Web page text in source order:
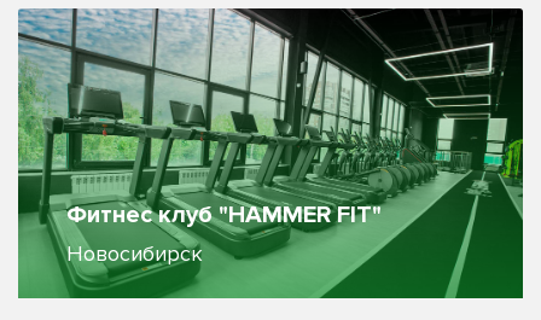
Фитнес клуб "HAMMER FIT"
Новосибирск